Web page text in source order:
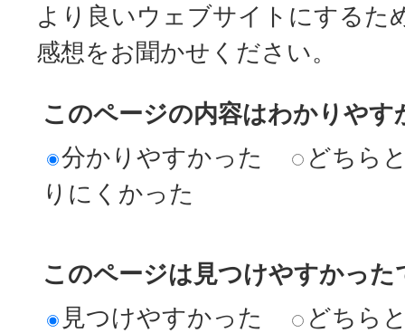
より良いウェブサイトにするた
感想をお聞かせください。
このページの内容はわかりやす
分かりやすかった
どちら
りにくかった
このページは見つけやすかった
見つけやすかった
どちら